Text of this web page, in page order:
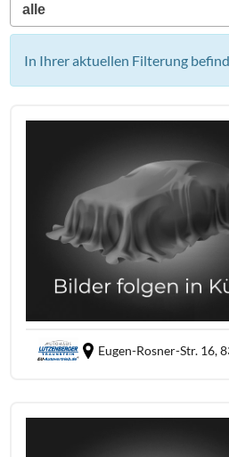
In Ihrer aktuellen Filterung
Eugen-Rosner-Str. 16,